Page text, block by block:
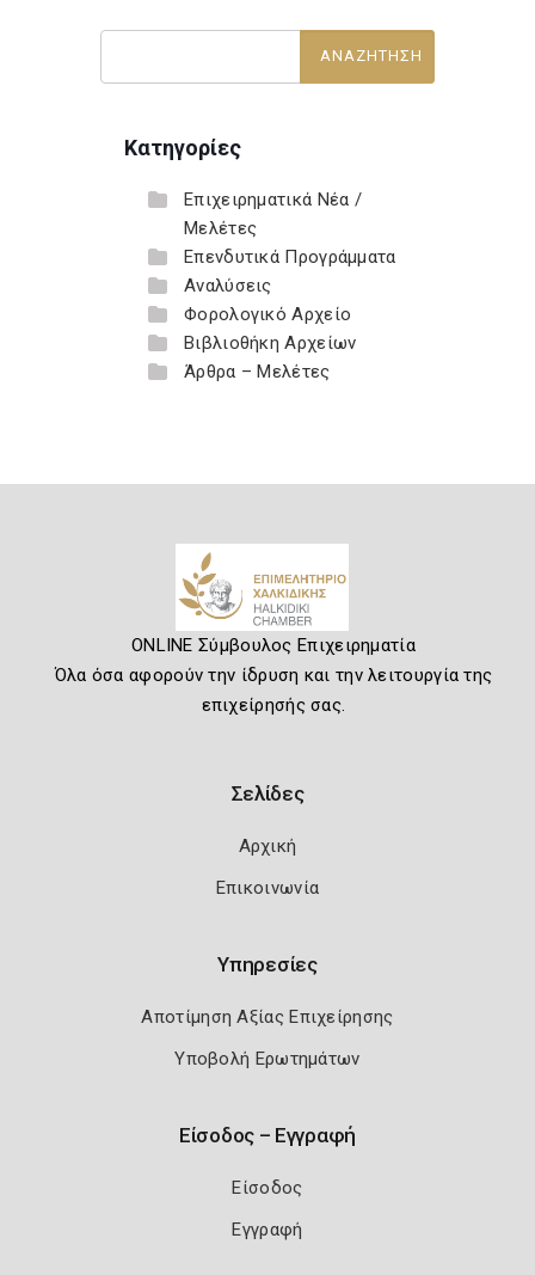
Κατηγορίες
Επιχειρηματικά Νέα /
Μελέτες
Επενδυτικά Προγράμματα
Αναλύσεις
Φορολογικό Αρχείο
Βιβλιοθήκη Αρχείων
Άρθρα – Μελέτες
ONLINE Σύμβουλος Επιχειρηματία
Όλα όσα αφορούν την ίδρυση και την λειτουργία της
επιχείρησής σας.
Σελίδες
Αρχική
Επικοινωνία
Υπηρεσίες
Αποτίμηση Αξίας Επιχείρησης
Υποβολή Ερωτημάτων
Είσοδος – Εγγραφή
Είσοδος
Εγγραφή